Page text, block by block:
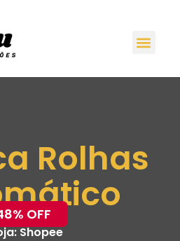
Rolhas
OFF
Shopee